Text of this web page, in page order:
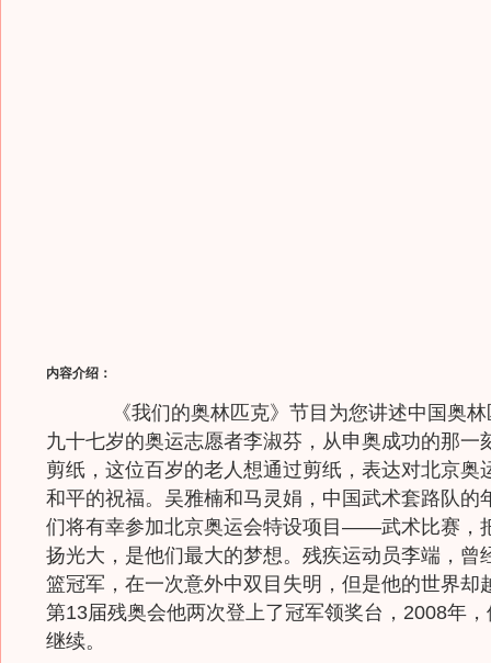
内容介绍：
《我们的奥林匹克》节目为您讲述中国奥林
九十七岁的奥运志愿者李淑芬，从申奥成功的那一
剪纸，这位百岁的老人想通过剪纸，表达对北京奥
和平的祝福。吴雅楠和马灵娟，中国武术套路队的
们将有幸参加北京奥运会特设项目——武术比赛，
扬光大，是他们最大的梦想。残疾运动员李端，曾
篮冠军，在一次意外中双目失明，但是他的世界却
第13届残奥会他两次登上了冠军领奖台，2008年
继续。